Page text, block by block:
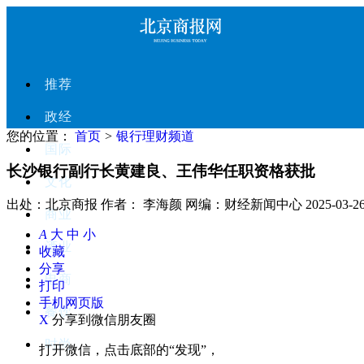
推荐
政经
国际
文化
商业
酒业
电商
餐饮
时尚
您的位置： 首页 > 银行理财频道
长沙银行副行长黄建良、王伟华任职资格获批
出处：北京商报 作者： 李海颜 网编：财经新闻中心 2025-03-
A 大 中 小
收藏
分享
打印
手机网页版
X分享到微信朋友圈
打开微信，点击底部的“发现”，